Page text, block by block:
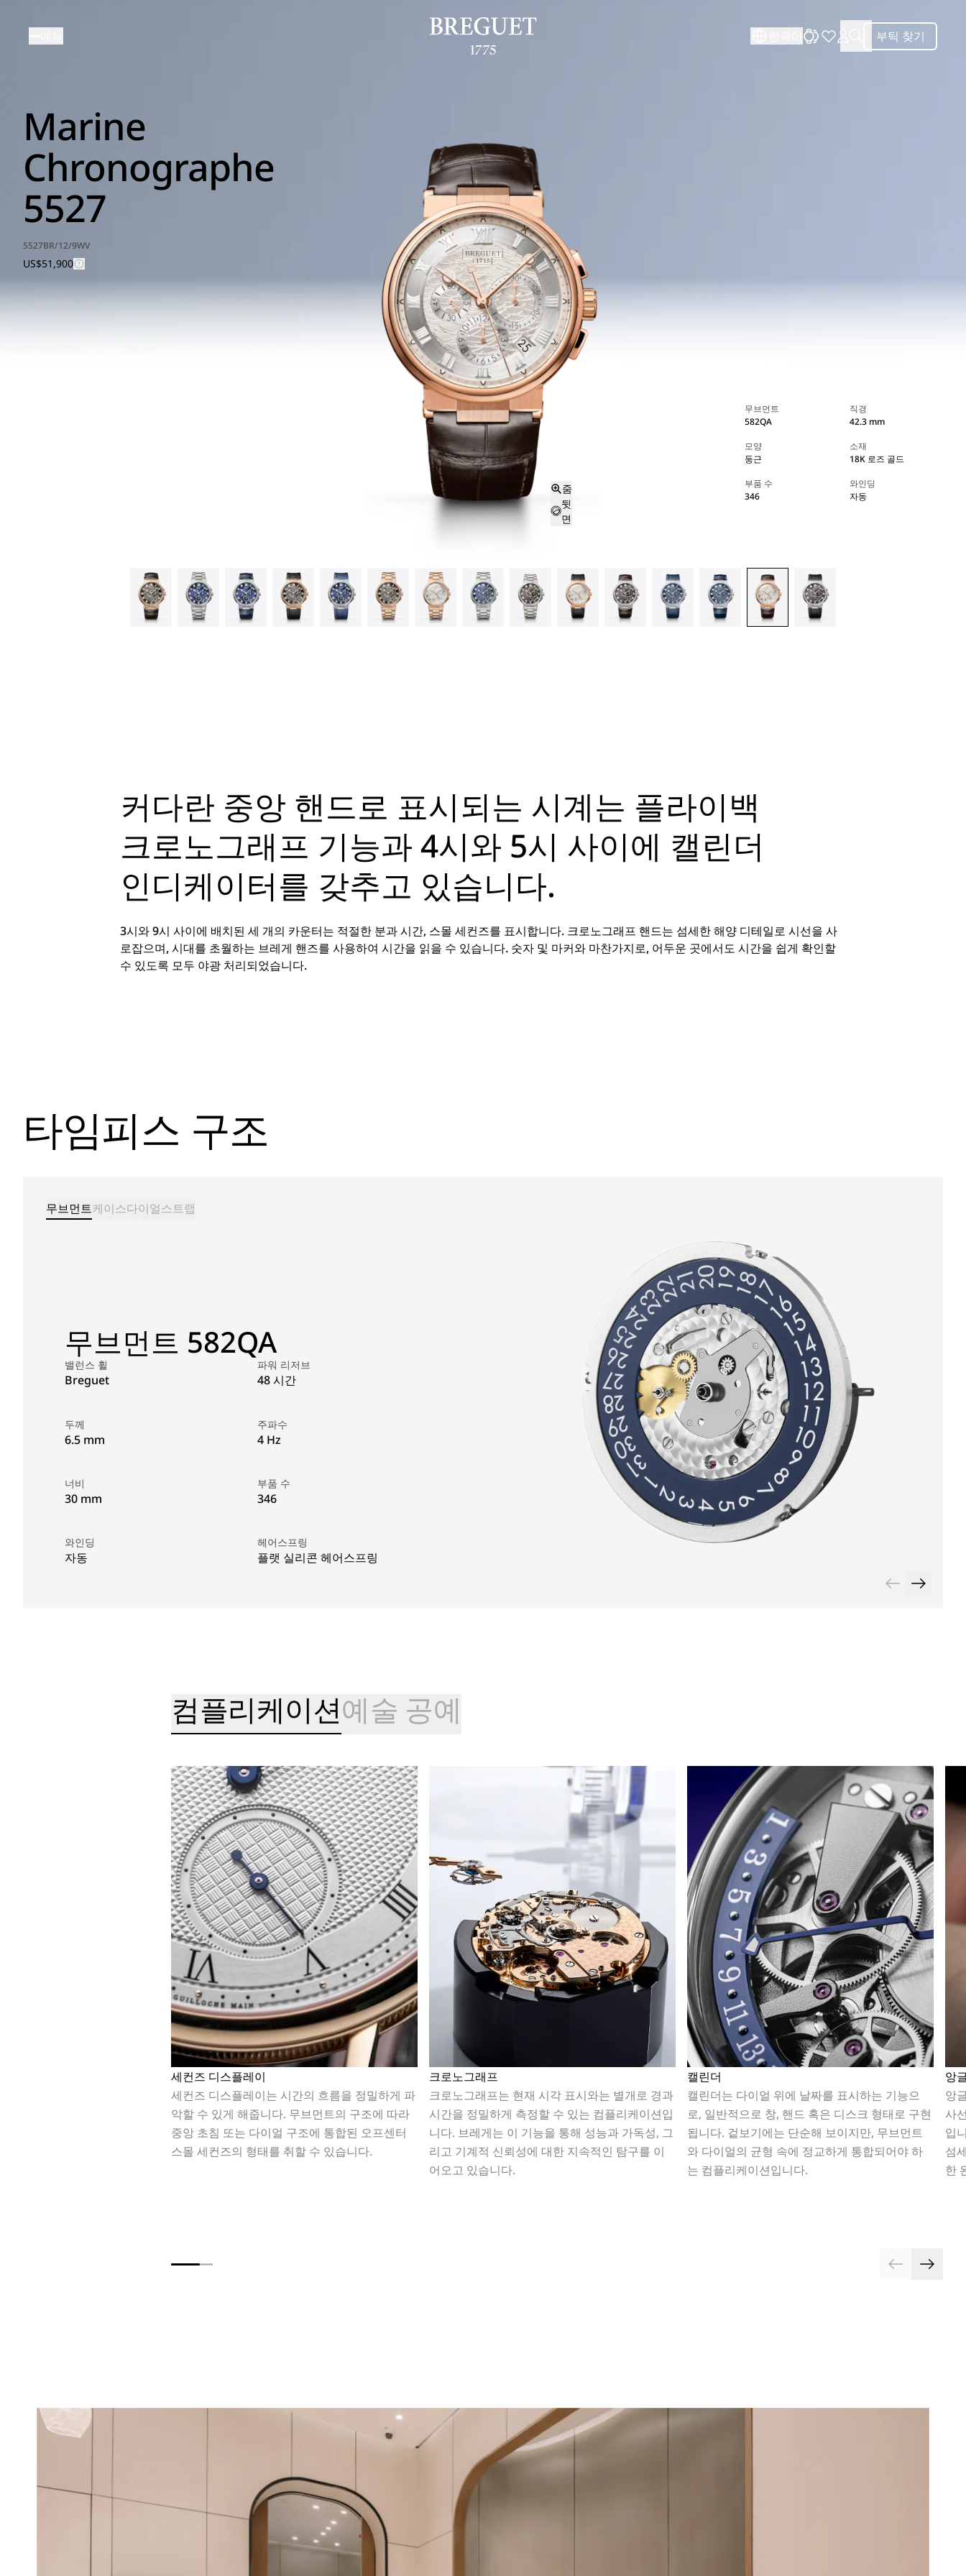
부틱 찾기
줌
뒷
면
Marine
Chronographe
5527
5527BR/12/9WV
US$51,900
무브먼트
582QA
직경
42.3 mm
모양
둥근
소재
18K 로즈 골드
부품 수
346
와인딩
자동
닫기
커다란 중앙 핸드로 표시되는 시계는 플라이백
크로노그래프 기능과 4시와 5시 사이에 캘린더
인디케이터를 갖추고 있습니다.
3시와 9시 사이에 배치된 세 개의 카운터는 적절한 분과 시간, 스몰 세컨즈를 표시합니다. 크로노그래프 핸드는 섬세한 해양 디테일로 시선을 사
로잡으며, 시대를 초월하는 브레게 핸즈를 사용하여 시간을 읽을 수 있습니다. 숫자 및 마커와 마찬가지로, 어두운 곳에서도 시간을 쉽게 확인할
수 있도록 모두 야광 처리되었습니다.
타임피스 구조
무브먼트케이스다이얼스트랩
무브먼트 582QA
밸런스 휠
Breguet
파워 리저브
48 시간
두께
6.5 mm
주파수
4 Hz
너비
30 mm
부품 수
346
와인딩
자동
헤어스프링
플랫 실리콘 헤어스프링
컴플리케이션예술 공예
세컨즈 디스플레이
세컨즈 디스플레이는 시간의 흐름을 정밀하게 파
악할 수 있게 해줍니다. 무브먼트의 구조에 따라
중앙 초침 또는 다이얼 구조에 통합된 오프센터
스몰 세컨즈의 형태를 취할 수 있습니다.
크로노그래프
크로노그래프는 현재 시각 표시와는 별개로 경과
시간을 정밀하게 측정할 수 있는 컴플리케이션입
니다. 브레게는 이 기능을 통해 성능과 가독성, 그
리고 기계적 신뢰성에 대한 지속적인 탐구를 이
어오고 있습니다.
캘린더
캘린더는 다이얼 위에 날짜를 표시하는 기능으
로, 일반적으로 창, 핸드 혹은 디스크 형태로 구현
됩니다. 겉보기에는 단순해 보이지만, 무브먼트
와 다이얼의 균형 속에 정교하게 통합되어야 하
는 컴플리케이션입니다.
앙
앙
사
입
섬
한